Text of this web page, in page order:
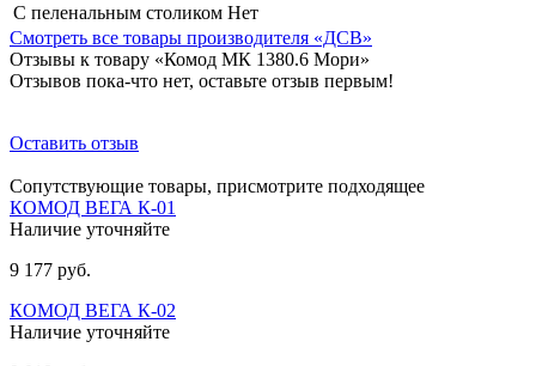
С пеленальным столиком Нет
Смотреть все товары производителя «ДСВ»
Отзывы к товару «Комод МК 1380.6 Мори»
Отзывов пока-что нет, оставьте отзыв первым!
Оставить отзыв
Сопутствующие товары, присмотрите подходящее
КОМОД ВЕГА К-01
Наличие уточняйте
9 177 руб.
КОМОД ВЕГА К-02
Наличие уточняйте